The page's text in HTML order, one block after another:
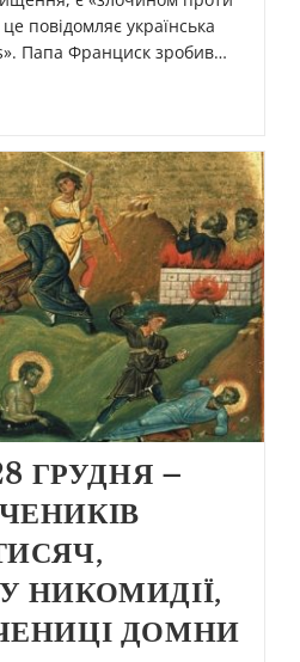
повідомляє українська
Папа Франциск зробив…
ГРУДНЯ –
НИКОМИДІЇ,
ДОМНИ